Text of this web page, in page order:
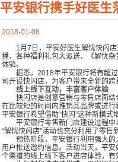
平安银行携手好医生
2018-01-08
1月 7日，平安好医生解忧快闪
播，各种福利礼包大派送、《解忧
体验。
据悉， 2018年平安银行将有超
司开设快闪店，为客户带来全新的跨
线上线下互动，丰富客户体验
快闪店是创意营销与零售店面结合
在比较短的时间内推销其品牌或进
平安银行希望借助“快闪”这种新模式
平安银行零售新门店建设过程中
“解忧快闪店”活动也充分利用了零售
预热阶段，平安银行利用强大的
用户推送邀约信息。活动当天，平
个渠道的线上线下客户进店体验，有